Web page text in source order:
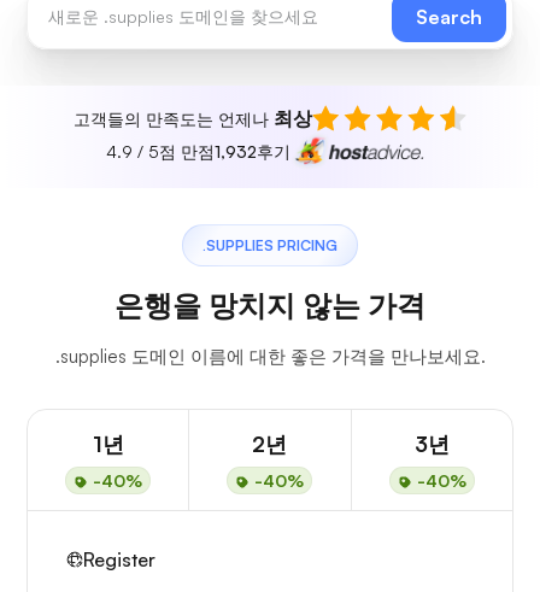
Search
고객들의 만족도는 언제나 최상
4.9 / 5점 만점1,932후기
.SUPPLIES PRICING
은행을 망치지 않는 가격
.supplies 도메인 이름에 대한 좋은 가격을 만나보세요.
1년
-40%
2년
-40%
3년
-40%
Register